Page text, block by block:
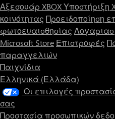
Αξεσουάρ XBOXΥποστήριξη
κοινότητας Προειδοποίηση
φωτοευαισθησίας
Microsoft Store Επιστροφές
παραγγελιών
Παιχνίδια
Ελληνικά (Ελλάδα)
Οι επιλογές
σας
Προστασία προσωπικών